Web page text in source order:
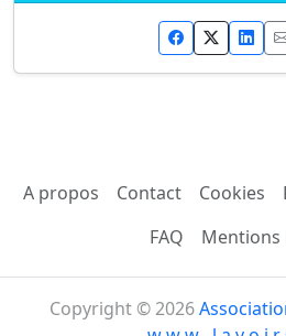
A propos Contact Cookies
FAQ
Mentions
Copyright © 2026